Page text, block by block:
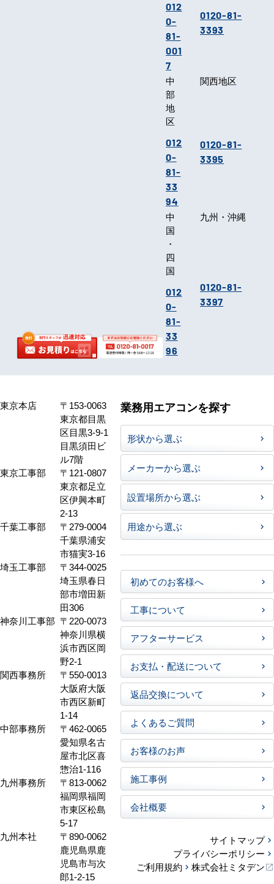
012
0-
81-
001
7
0120-81-
3393
中
部
地
区
012
0-
81-
33
94
関西地区
0120-81-
3395
中
国
・
四
国
012
0-
81-
33
96
九州・沖縄
0120-81-
3397
東京本店
〒153-0063
東京都目黒
区目黒3-9-1
目黒須田ビ
ル7階
東京工事部
〒121-0807
東京都足立
区伊興本町
2-13
千葉工事部
〒279-0004
千葉県浦安
市猫実3-16
埼玉工事部
〒344-0025
埼玉県春日
部市増田新
田306
神奈川工事部 〒220-0073
神奈川県横
浜市西区岡
野2-1
関西事務所
〒550-0013
大阪府大阪
市西区新町
1-14
中部事務所
〒462-0065
愛知県名古
屋市北区喜
惣治1-116
九州事務所
〒813-0062
福岡県福岡
市東区松島
5-17
九州本社
〒890-0062
鹿児島県鹿
児島市与次
郎1-2-15
業務用エアコンを探す
形状から選ぶ
メーカーから選ぶ
設置場所から選ぶ
用途から選ぶ
初めてのお客様へ
工事について
アフターサービス
お支払・配送について
返品交換について
よくあるご質問
お客様のお声
施工事例
会社概要
サイトマップ
プライバシーポリシー
ご利用規約
株式会社ミタデン